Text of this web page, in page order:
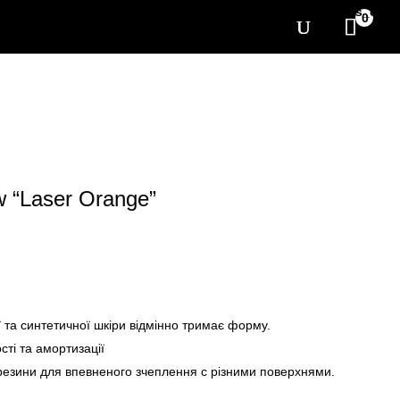
0
Orange”
синтетичної шкіри відмінно тримає форму.
та амортизації
для впевненого зчеплення с різними поверхнями.